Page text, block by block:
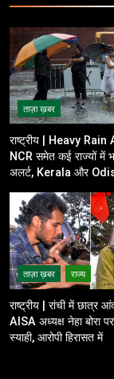
ताज़ा ख़बर
राष्ट्रीय | Heavy Rain
NCR समेत कई राज्यों में
अलर्ट, Kerala और
ताज़ा ख़बर राज्य
राष्ट्रीय | रांची में छात्र
AISA अध्यक्ष नेहा बोरा
स्याही, आरोपी हिरासत में